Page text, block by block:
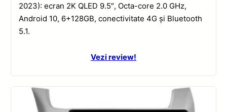
2023): ecran 2K QLED 9.5″, Octa-core 2.0 GHz,
Android 10, 6+128GB, conectivitate 4G și Bluetooth
5.1.
Vezi review!